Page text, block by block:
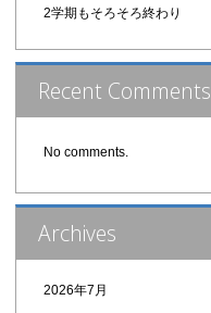
2学期もそろそろ終わり
Recent Comments
No comments.
Archives
2026年7月